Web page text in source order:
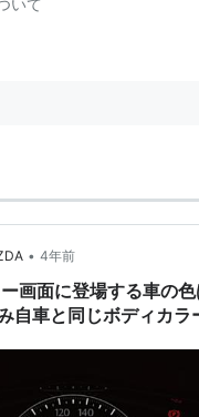
いて
• 4年前
画面に登場する車の
自車と同じボディカラ